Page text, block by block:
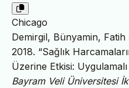
Chicago
Demirgil, Bünyamin,
2018. “Sağlık
Üzerine Etkisi: Uygulamalı
Bayram Veli Üniversitesi